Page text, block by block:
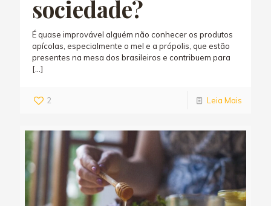
sociedade?
É quase improvável alguém não conhecer os produtos
apícolas, especialmente o mel e a própolis, que estão
presentes na mesa dos brasileiros e contribuem para
[…]
2 Leia Mais